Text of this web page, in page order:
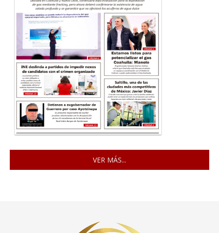
VER MÁS...